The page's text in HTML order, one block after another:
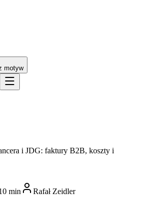
motyw
i JDG: faktury B2B, koszty i
min Rafał Zeidler